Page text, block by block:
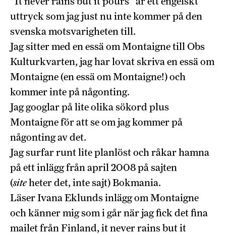
uttryck som jag just nu inte kommer på den
svenska motsvarigheten till.
Jag sitter med en essä om Montaigne till Obs
Kulturkvarten, jag har lovat skriva en essä om
Montaigne (en essä om Montaigne!) och
kommer inte på någonting.
Jag googlar på lite olika sökord plus
Montaigne för att se om jag kommer på
någonting av det.
Jag surfar runt lite planlöst och råkar hamna
på ett inlägg från april 2008 på sajten
(siteheter det, inte sajt) Bokmania.
Läser Ivana Eklunds inlägg om Montaigne
och känner mig som i går när jag fick det fina
mailet från Finland, it never rains but it